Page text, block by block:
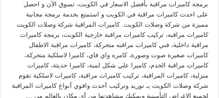
برمجة كاميرات مراقبة بأفضل الاسعار في الكويت، تسوق الآن و احصل
على احدث كاميرات مراقبة في الكويت و استمتع بخدمة برمجة مجانية
مميزة من شركة وصلات الكويت. كاميرات المراقبة شركة وصلات الكويت
كاميرات مراقبه، تركيب كاميرات مراقبة خارجية الكويت، برمجة كاميرات
مراقبة داخلية، فني كاميرات مراقبه متحركة، كاميرات مراقبة الاطفال
كاميرات صغيرة صوت وصورة، كامره واي فاي، كاميرا لاسلكية متحركة،
كاميرات مراقبة الخدم، كاميرا علي شكل لمبة، كاميرا حديثة، كاميرات
منزلية، كاميرات المراقبة، تركيب كاميرات مراقبة، كاميرات لاسلكية تقوم
شركة وصلات الكويت بـ توريد وتركيب أحدث واقوي أنواع كاميرات المراقبة
لجميع الاغراض التأمينية ويمكنك مشاهدتها من أي مكان بالعالم من …